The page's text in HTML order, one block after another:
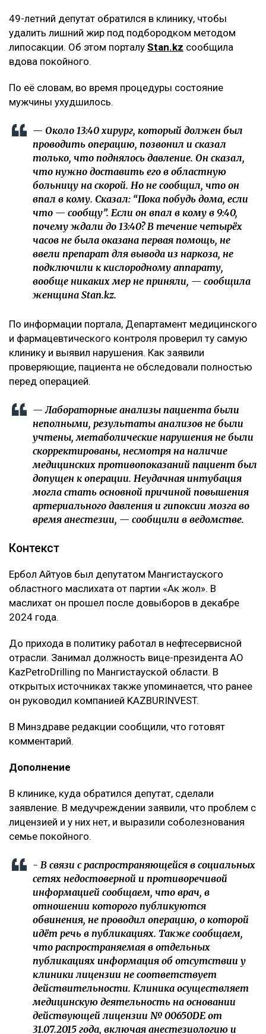
49-летний депутат обратился в клинику, чтобы
удалить лишний жир под подбородком методом
липосакции. Об этом порталу Stan.kz сообщила
вдова покойного.
По её словам, во время процедуры состояние
мужчины ухудшилось.
— Около 13:40 хирург, который должен был
проводить операцию, позвонил и сказал
только, что поднялось давление. Он сказал,
что нужно доставить его в областную
больницу на скорой. Но не сообщил, что он
впал в кому. Сказал: “Пока побудь дома, если
что — сообщу”. Если он впал в кому в 9:40,
почему ждали до 13:40? В течение четырёх
часов не была оказана первая помощь, не
ввели препарат для вывода из наркоза, не
подключили к кислородному аппарату,
вообще никаких мер не приняли, — сообщила
женщина Stan.kz.
По информации портала, Департамент медицинского
и фармацевтического контроля проверил ту самую
клинику и выявил нарушения. Как заявили
проверяющие, пациента не обследовали полностью
перед операцией.
— Лабораторные анализы пациента были
неполными, результаты анализов не были
учтены, метаболические нарушения не были
скорректированы, несмотря на наличие
медицинских противопоказаний пациент был
допущен к операции. Неудачная интубация
могла стать основной причиной повышения
артериального давления и гипоксии мозга во
время анестезии, — сообщили в ведомстве.
Контекст
Ербол Айтуов был депутатом Мангистауского
областного маслихата от партии «Ак жол». В
маслихат он прошел после довыборов в декабре
2024 года.
До прихода в политику работал в нефтесервисной
отрасли. Занимал должность вице-президента АО
KazPetroDrilling по Мангистауской области. В
открытых источниках также упоминается, что ранее
он руководил компанией KAZBURINVEST.
В Минздраве редакции сообщили, что готовят
комментарий.
Дополнение
В клинике, куда обратился депутат, сделали
заявление. В медучреждении заявили, что проблем с
лицензией и у них нет, и выразили соболезнования
семье покойного.
- В связи с распространяющейся в социальных
сетях недостоверной и противоречивой
информацией сообщаем, что врач, в
отношении которого публикуются
обвинения, не проводил операцию, о которой
идёт речь в публикациях. Также сообщаем,
что распространяемая в отдельных
публикациях информация об отсутствии у
клиники лицензии не соответствует
действительности. Клиника осуществляет
медицинскую деятельность на основании
действующей лицензии № 00650DE от
31.07.2015 года, включая анестезиологию и